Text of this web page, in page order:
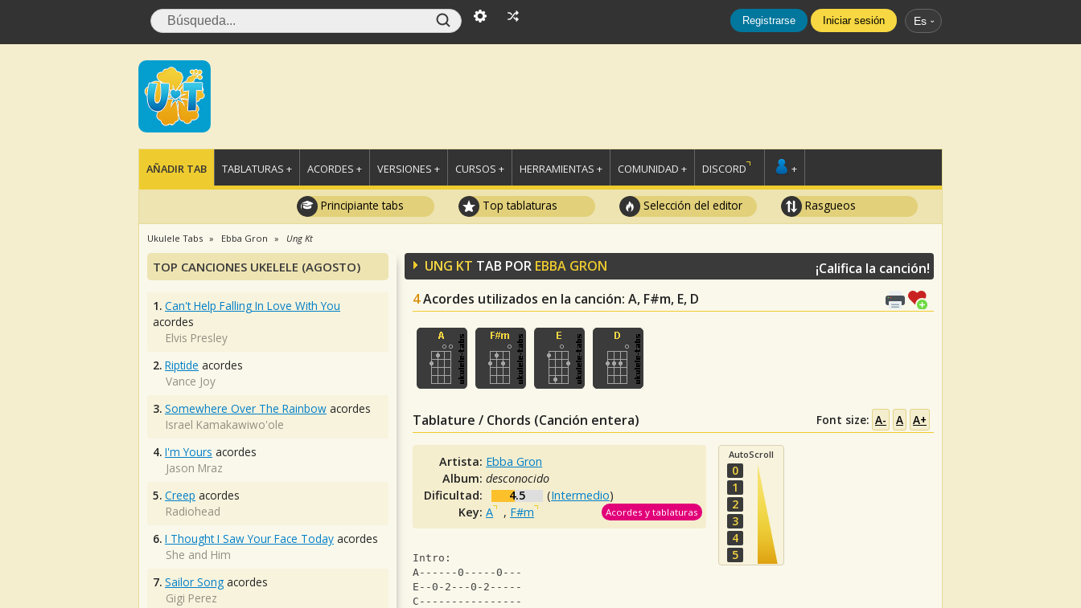
Registrarse Iniciar sesión Es
AÑADIR TAB TABLATURAS + ACORDES + VERSIONES + CURSOS + HERRAMIENTAS + COMUNIDAD + DISCORD +
Principiante tabs Top tablaturas Selección del editor Rasgueos
Ukulele Tabs Ebba Gron Ung Kt
UNG KT TAB POR EBBA GRON
4Acordes utilizados en la canción: A, F#m, E, D
¡Califica la canción!
Tablature / Chords (Canción entera) Font size: A- A A+
Artista: Ebba Gron
Album:desconocido
Dificultad:
4.5 (Intermedio)
Key:A , F#m Acordes y tablaturas
AutoScroll
0
1
2
3
4
5
Intro:
A------0-----0---
E--0-2---0-2-----
C----------------
TOP CANCIONES UKELELE (AGOSTO)
1. Can't Help Falling In Love With You
acordes
Elvis Presley
2. Riptide acordes
Vance Joy
3. Somewhere Over The Rainbow acordes
Israel Kamakawiwo'ole
4. I'm Yours acordes
Jason Mraz
5. Creep acordes
Radiohead
6. I Thought I Saw Your Face Today acordes
She and Him
7. Sailor Song acordes
Gigi Perez